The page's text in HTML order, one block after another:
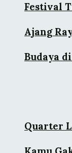
Festival
Ajang
Budaya
Quarter